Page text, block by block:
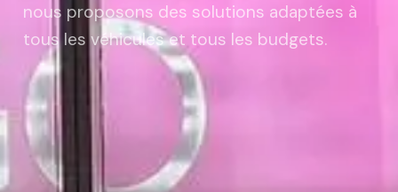
nous proposons des solutions adaptées à
tous les véhicules et tous les budgets.